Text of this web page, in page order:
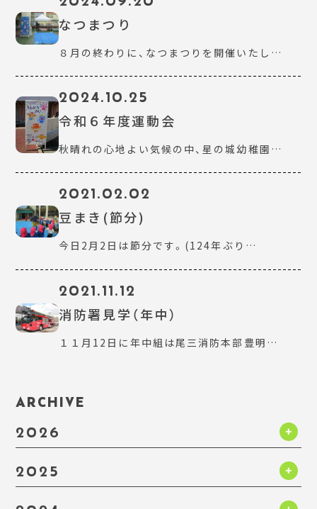
なつまつり
８月の終わりに、なつまつりを開催いたし…
2024.10.25
令和６年度運動会
秋晴れの心地よい気候の中、星の城幼稚園…
2021.02.02
豆まき(節分)
今日2月2日は節分です。(124年ぶり…
2021.11.12
消防署見学（年中）
１１月12日に年中組は尾三消防本部豊明…
ARCHIVE
2026
2025